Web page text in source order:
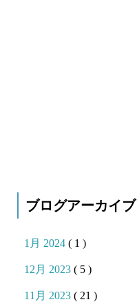
ブログアーカイブ
1月 2024( 1 )
12月 2023( 5 )
11月 2023( 21 )